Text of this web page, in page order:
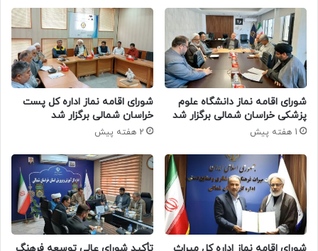
شورای اقامه نماز دانشگاه علوم
پزشکی خراسان شمالی برگزار شد
1 هفته پیش
شورای اقامه نماز اداره کل پست
خراسان شمالی برگزار شد
2 هفته پیش